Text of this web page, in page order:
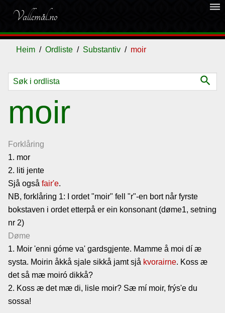
Vallemål.no
dehaze
Heim Ordliste Substantiv moir
search
moir
Forklåring
1. mor
2. liti jente
Sjå også fair'e.
NB, forklåring 1: I ordet "moir" fell "r"-en bort når fyrste
bokstaven i ordet etterpå er ein konsonant (døme1, setning
nr 2)
Døme
1. Moir 'enni góme va' gardsgjente. Mamme å moi dí æ
systa. Moirin åkkå sjale sikkå jamt sjå kvorairne. Koss æ
det så mæ moiró dikkå?
2. Koss æ det mæ di, lisle moir? Sæ mí moir, frýs'e du
sossa!
Ordliste
Om
vallemålet
Gjestebok
Nyhende
Lenkjer
Kontakt
oss